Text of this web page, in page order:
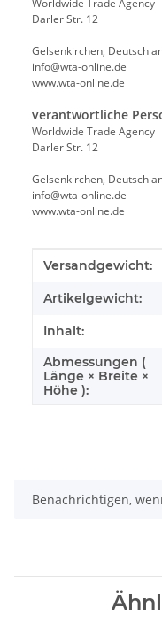
Darler Str. 12
Gelsenkirchen,
info@wta-online.de
www.wta-online.de
verantwortliche
Worldwide Trade Agency
Darler Str. 12
Gelsenkirchen,
info@wta-online.de
www.wta-online.de
Produkteigenschaft
Wert
Versandgewicht:
Artikelgewicht:
Inhalt:
Abmessungen (
Länge × Breite ×
Höhe ):
Benachrichtigen,